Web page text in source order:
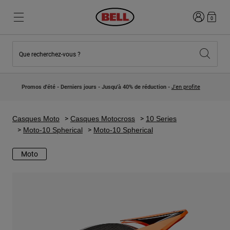
Nouveautés
Casques Motocross Enfant
Lifestyle
Nouveautés
Lifestyle
Explorez Bike
Connexion
0
Que recherchez-vous ?
Promos d'été - Derniers jours - Jusqu'à 40% de réduction - J'en profite
Casques Moto Casques Motocross
10 Series
Moto-10 Spherical
Moto-10 Spherical
Moto